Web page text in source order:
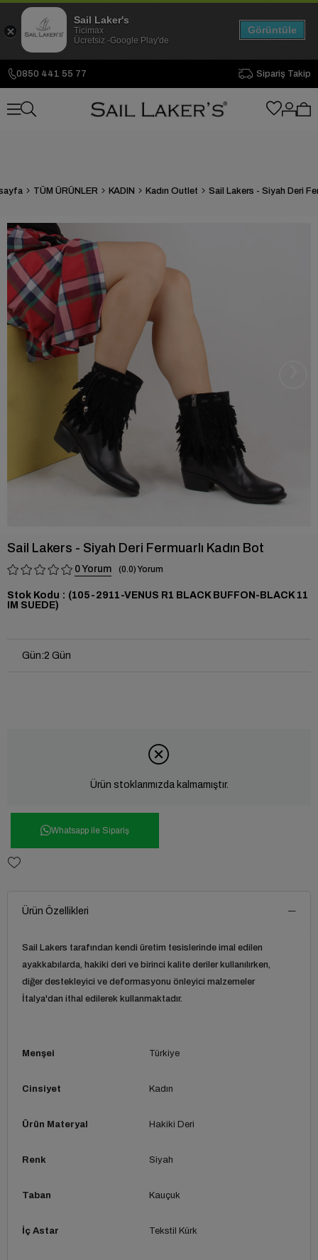
0850 441 55 77 Sipariş Takip
TÜM ÜRÜNLER KADIN Kadın Outlet
Sail Lakers - Siyah Deri Fermuarlı Kadın Bot
0 0.0
Stok Kodu
(105-2911-VENUS R1 BLACK BUFFON-BLACK 11
IM SUEDE)
Gün:2 Gün
Ürün stoklarımızda kalmamıştır.
Whatsapp ile Sipariş
Ürün Özellikleri
Sail Lakers tarafından kendi üretim tesislerinde imal edilen
ayakkabılarda, hakiki deri ve birinci kalite deriler kullanılırken,
diğer destekleyici ve deformasyonu önleyici malzemeler
İtalya'dan ithal edilerek kullanmaktadır.
Menşei Türkiye
Cinsiyet Kadın
Ürün Materyal Hakiki Deri
Renk Siyah
Taban Kauçuk
İç Astar Tekstil Kürk
Sail Laker's
Ticimax
Ücretsiz -Google Play'de
Görüntüle